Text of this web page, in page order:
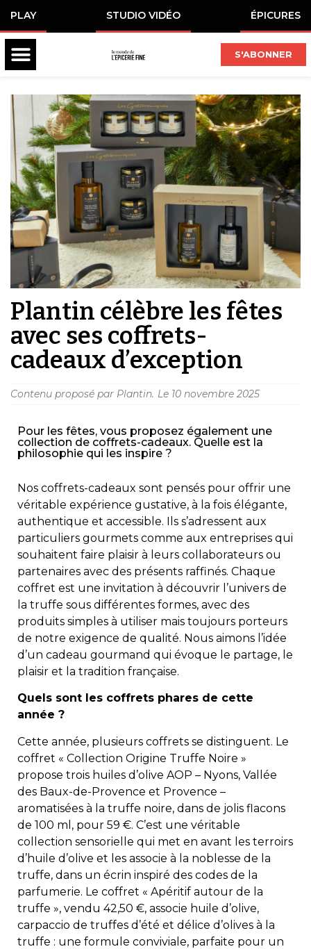
PLAY STUDIO VIDÉO ÉPICURES
S'ABONNER
Plantin célèbre les fêtes
avec ses coffrets-
cadeaux d’exception
Contenu proposé par Plantin. Le 10 novembre 2025
Pour les fêtes, vous proposez également une
collection de coffrets-cadeaux. Quelle est la
philosophie qui les inspire ?
Nos coffrets-cadeaux sont pensés pour offrir une
véritable expérience gustative, à la fois élégante,
authentique et accessible. Ils s’adressent aux
particuliers gourmets comme aux entreprises qui
souhaitent faire plaisir à leurs collaborateurs ou
partenaires avec des présents raffinés. Chaque
coffret est une invitation à découvrir l’univers de
la truffe sous différentes formes, avec des
produits simples à utiliser mais toujours porteurs
de notre exigence de qualité. Nous aimons l’idée
d’un cadeau gourmand qui évoque le partage, le
plaisir et la tradition française.
Quels sont les coffrets phares de cette
année ?
Cette année, plusieurs coffrets se distinguent. Le
coffret « Collection Origine Truffe Noire »
propose trois huiles d’olive AOP – Nyons, Vallée
des Baux-de-Provence et Provence –
aromatisées à la truffe noire, dans de jolis flacons
de 100 ml, pour 59 €. C’est une véritable
collection sensorielle qui met en avant les terroirs
d’huile d’olive et les associe à la noblesse de la
truffe, dans un écrin inspiré des codes de la
parfumerie. Le coffret « Apéritif autour de la
truffe », vendu 42,50 €, associe huile d’olive,
carpaccio de truffes d’été et délice d’olives à la
truffe : une formule conviviale, parfaite pour un